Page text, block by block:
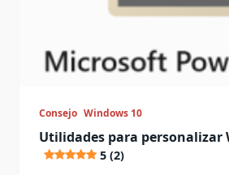
Consejo Windows 10
Utilidades para personalizar
5 (2)